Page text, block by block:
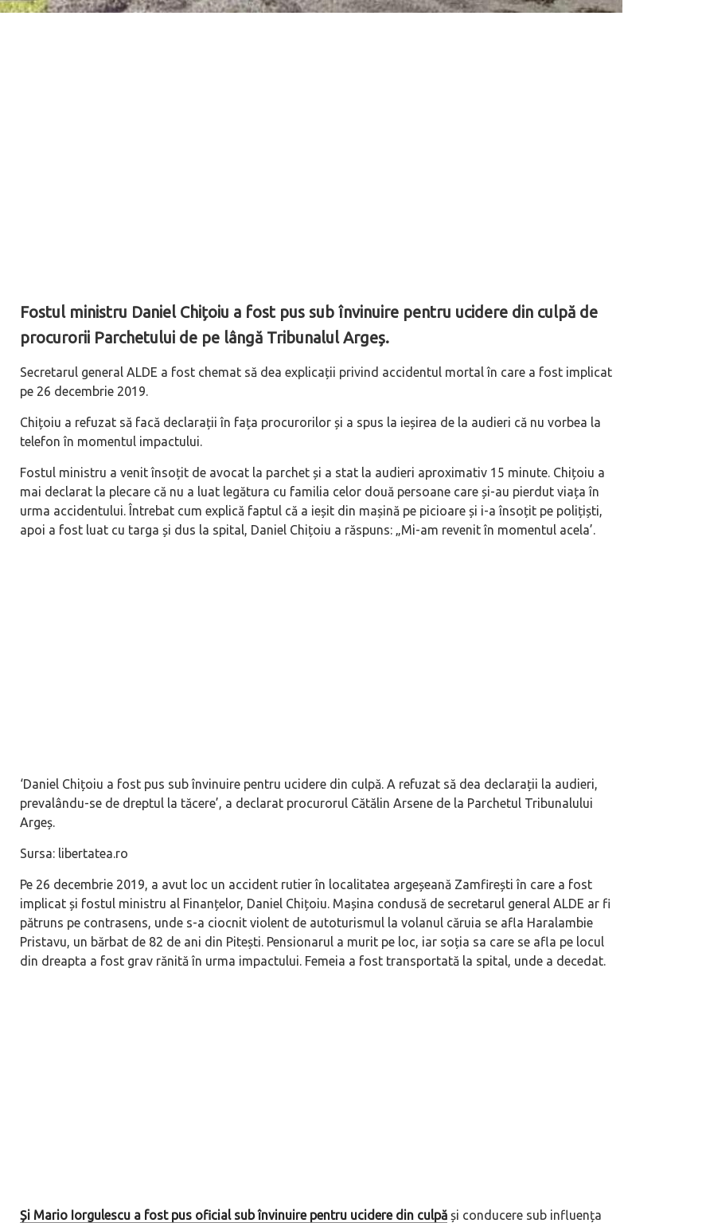
Fostul ministru Daniel Chițoiu a fost pus sub învinuire pentru ucidere din culpă de
procurorii Parchetului de pe lângă Tribunalul Argeș.
Secretarul general ALDE a fost chemat să dea explicații privind accidentul mortal în care a fost implicat
pe 26 decembrie 2019.
Chițoiu a refuzat să facă declarații în fața procurorilor și a spus la ieșirea de la audieri că nu vorbea la
telefon în momentul impactului.
Fostul ministru a venit însoțit de avocat la parchet și a stat la audieri aproximativ 15 minute. Chițoiu a
mai declarat la plecare că nu a luat legătura cu familia celor două persoane care și-au pierdut viața în
urma accidentului. Întrebat cum explică faptul că a ieșit din mașină pe picioare și i-a însoțit pe polițiști,
apoi a fost luat cu targa și dus la spital, Daniel Chițoiu a răspuns: „Mi-am revenit în momentul acela’.
‘Daniel Chițoiu a fost pus sub învinuire pentru ucidere din culpă. A refuzat să dea declarații la audieri,
prevalându-se de dreptul la tăcere’, a declarat procurorul Cătălin Arsene de la Parchetul Tribunalului
Argeș.
Sursa: libertatea.ro
Pe 26 decembrie 2019, a avut loc un accident rutier în localitatea argeșeană Zamfirești în care a fost
implicat și fostul ministru al Finanțelor, Daniel Chițoiu. Mașina condusă de secretarul general ALDE ar fi
pătruns pe contrasens, unde s-a ciocnit violent de autoturismul la volanul căruia se afla Haralambie
Pristavu, un bărbat de 82 de ani din Pitești. Pensionarul a murit pe loc, iar soția sa care se afla pe locul
din dreapta a fost grav rănită în urma impactului. Femeia a fost transportată la spital, unde a decedat.
Și Mario Iorgulescu a fost pus oficial sub învinuire pentru ucidere din culpăși conducere sub influența
Pentru cine știe ceva avioane, numele Hennessey
Blackbird va suna ca un apropo. Unul pertinent, de
60° Hommage